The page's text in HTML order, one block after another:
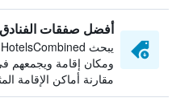
أفضل صفقات الفنادق
ومكان إقامة ويجمعهم
مقارنة أماكن الإقامة